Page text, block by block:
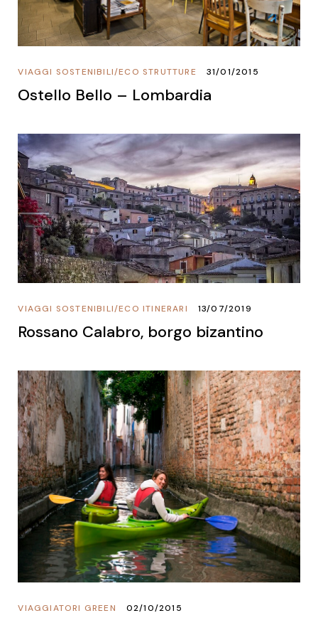
ECO STRUTTURE
/
VIAGGI SOSTENIBILI 31/01/2015
Ostello Bello – Lombardia
ECO ITINERARI
/
VIAGGI SOSTENIBILI 13/07/2019
Rossano Calabro, borgo bizantino
VIAGGIATORI GREEN 02/10/2015